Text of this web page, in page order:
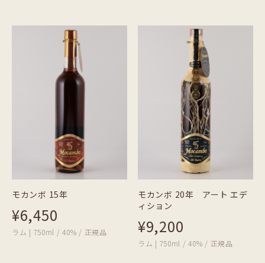
モカンボ 15年
¥6,450
ラム | 750ml / 40% / 正規品
モカンボ 20年 アート エデ
ィション
¥9,200
ラム | 750ml / 40% / 正規品